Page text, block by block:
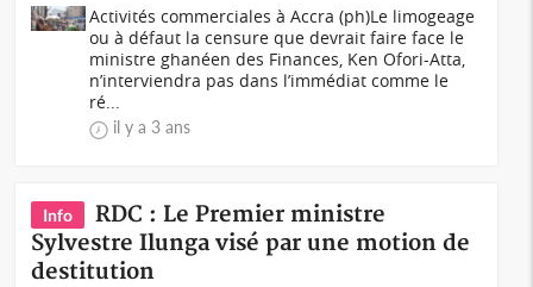
Activités commerciales à Accra (ph)Le limogeage
ou à défaut la censure que devrait faire face le
ministre ghanéen des Finances, Ken Ofori-Atta,
n’interviendra pas dans l’immédiat comme le
ré...
il y a 3 ans
Info
RDC : Le Premier ministre
Sylvestre Ilunga visé par une motion de
destitution